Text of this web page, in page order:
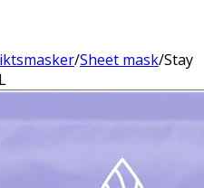
/Sheet mask/Stay